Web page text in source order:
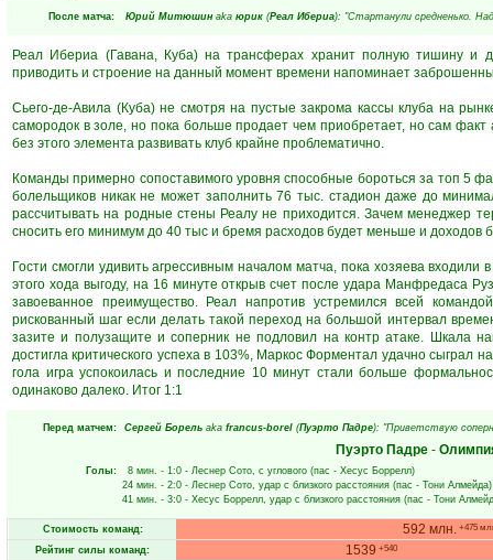
После матча: Юрий Митюшин aka юрик (Реал Ибериа): "Стартанули средненько.
Реал Ибериа (Гавана, Куба) на трансферах хранит полную тишину и
приводить и строение на данный момент времени напоминает
Сьего-де-Авила (Куба) не смотря на пустые закрома кассы клуба на
самородок в золе, но пока больше продает чем приобретает, но сам
без этого элемента развивать клуб крайне проблематично.
Команды примерно сопоставимого уровня способные бороться за топ 5
болельщиков никак не может заполнить 76 тыс. стадион даже до
рассчитывать на родные стены Реалу не приходится. Зачем менеджер
сносить его минимум до 40 тыс и бремя расходов будет меньше и доходов
Гости смогли удивить агрессивным началом матча, пока хозяева
этого хода выгоду, на 16 минуте открыв счет после удара Манфредаса
завоеванное преимущество. Реал напротив устремился всей
рискованный шаг если делать такой переход на большой интервал
зазите и полузащите и соперник не подловил на контр атаке. Шкала
достигла критического успеха в 103%, Маркос Форментал удачно сыграл
гола игра успокоилась и последние 10 минут стали больше
одинаково далеко. Итог 1:1
Перед матчем: Сергей Борель aka francus-borel (Пуэрто Падре): "Приветствую
Пуэрто Падре -
Голы: 8 мин. - 1:0 - Леснер Сото, с углового (пас - Хесус Боррелл)
24 мин. - 2:0 - Леснер Сото, удар с близкого расстояния (пас - Тони Алмейда)
41 мин. - 3:0 - Хесус Боррелл, удар с близкого расстояния (пас - Тони
Стоимость команд: 592 млн. +475
Рейтинг силы команд: 1539 +540